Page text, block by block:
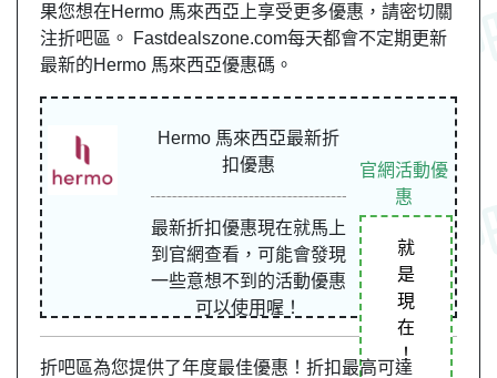
果您想在Hermo 馬來西亞上享受更多優惠，請密切關
注折吧區。 Fastdealszone.com每天都會不定期更新
最新的Hermo 馬來西亞優惠碼。
Hermo 馬來西亞最新折
扣優惠
最新折扣優惠現在就馬上
到官網查看，可能會發現
一些意想不到的活動優惠
可以使用喔！
官網活動優
惠
就
是
現
在
！
折吧區為您提供了年度最佳優惠！折扣最高可達